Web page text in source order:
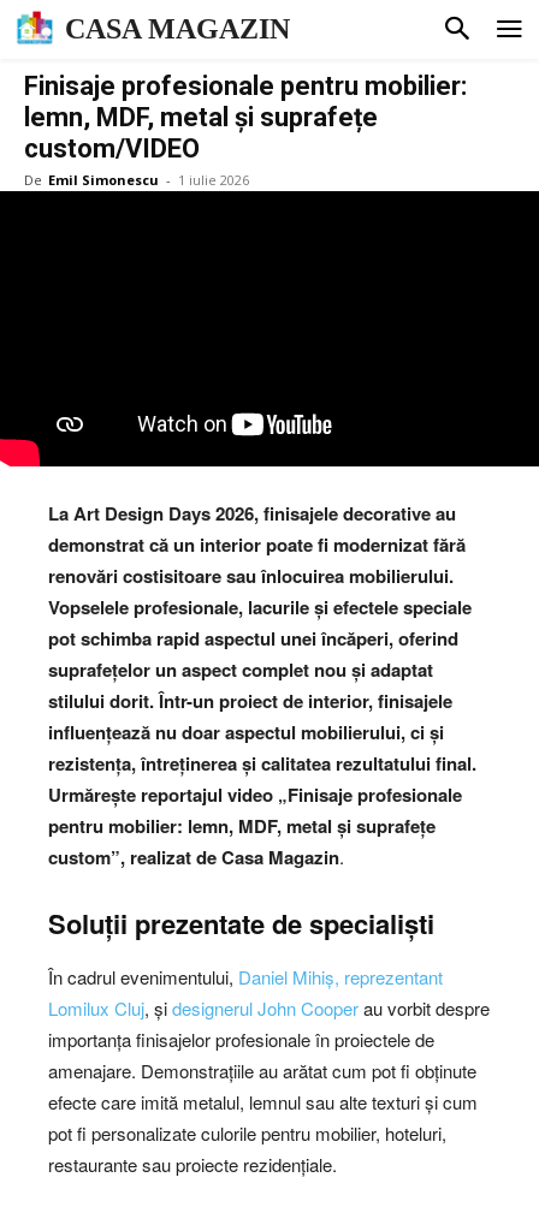
CASA MAGAZIN
Finisaje profesionale pentru mobilier:
lemn, MDF, metal și suprafețe
custom/VIDEO
De Emil Simonescu - 1 iulie 2026
La Art Design Days 2026, finisajele decorative au
demonstrat că un interior poate fi modernizat fără
renovări costisitoare sau înlocuirea mobilierului.
Vopselele profesionale, lacurile și efectele speciale
pot schimba rapid aspectul unei încăperi, oferind
suprafețelor un aspect complet nou și adaptat
stilului dorit.Într-un proiect de interior, finisajele
influențează nu doar aspectul mobilierului, ci și
rezistența, întreținerea și calitatea rezultatului final.
Urmărește reportajul video „Finisaje profesionale
pentru mobilier: lemn, MDF, metal și suprafețe
custom”, realizat de Casa Magazin.
Soluții prezentate de specialiști
În cadrul evenimentului, Daniel Mihiș, reprezentant
Lomilux Cluj, șidesignerul John Cooperau vorbit despre
importanța finisajelor profesionale în proiectele de
amenajare. Demonstrațiile au arătat cum pot fi obținute
efecte care imită metalul, lemnul sau alte texturi și cum
pot fi personalizate culorile pentru mobilier, hoteluri,
restaurante sau proiecte rezidențiale.